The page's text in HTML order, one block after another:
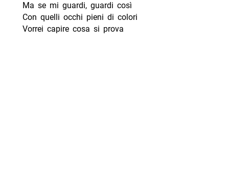
Ma se mi guardi, guardi così
Con quelli occhi pieni di colori
Vorrei capire cosa si prova